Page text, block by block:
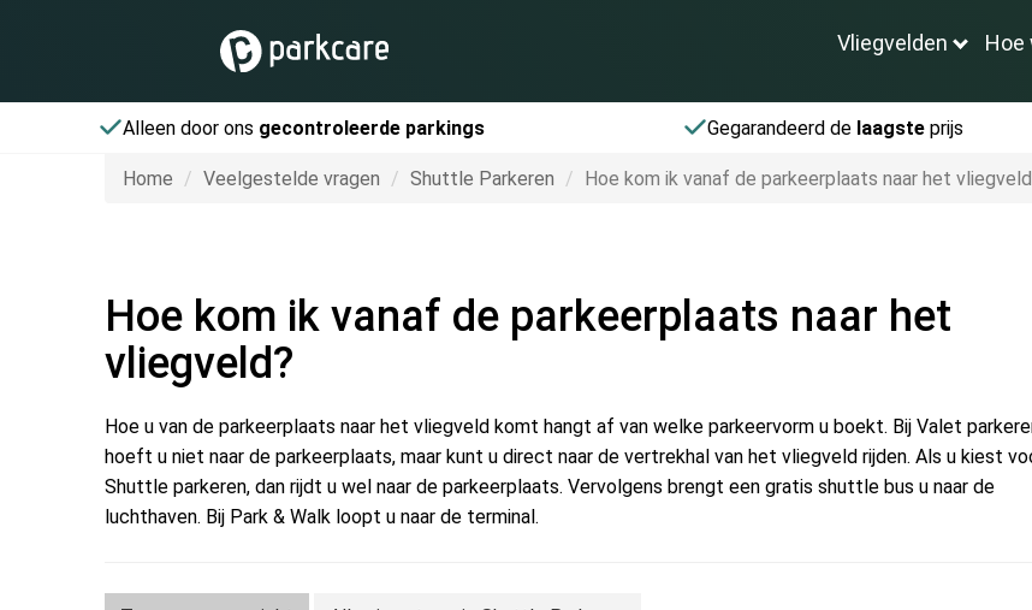
Vliegvelden Hoe
Alleen door ons gecontroleerde parkings Gegarandeerd de laagsteprijs
Home Veelgestelde vragen Shuttle Parkeren Hoe kom ik vanaf de parkeerplaats naar het
Hoe kom ik vanaf de parkeerplaats naar het
vliegveld?
Hoe u van de parkeerplaats naar het vliegveld komt hangt af van welke parkeervorm u boekt. Bij Valet
hoeft u niet naar de parkeerplaats, maar kunt u direct naar de vertrekhal van het vliegveld rijden. Als u kiest
Shuttle parkeren, dan rijdt u wel naar de parkeerplaats. Vervolgens brengt een gratis shuttle bus u naar de
luchthaven. Bij Park & Walk loopt u naar de terminal.